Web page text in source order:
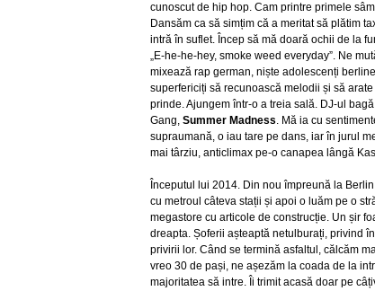
cunoscut de hip hop. Cam printre primele
Dansăm ca să simțim că a meritat să plătim
intră în suflet. Încep să mă doară ochii de la
„E-he-he-hey, smoke weed everyday”. Ne
mixează rap german, niște adolescenți
superfericiți să recunoască melodii și să
prinde. Ajungem într-o a treia sală. DJ-ul
Gang, Summer Madness. Mă ia cu
supraumană, o iau tare pe dans, iar în jurul
mai târziu, anticlimax pe-o canapea lângă
Începutul lui 2014. Din nou împreună la
cu metroul câteva stații și apoi o luăm pe o
megastore cu articole de construcție. Un șir
dreapta. Șoferii așteaptă netulburați, privind
privirii lor. Când se termină asfaltul, călcăm
vreo 30 de pași, ne așezăm la coada de la
majoritatea să intre. Îi trimit acasă doar pe